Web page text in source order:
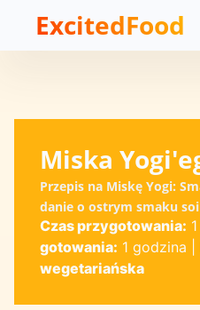
ExcitedFood
Miska
Przepis na Miskę Yogi:
danie o ostrym smaku
Czas przygotowania:
gotowania: 1 godzina
wegetariańska